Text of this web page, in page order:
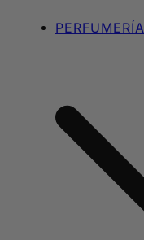
PERFUMERÍA